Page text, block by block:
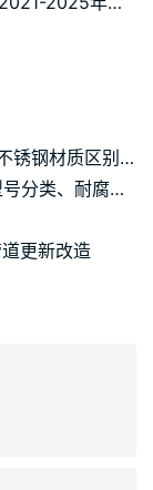
镍价暴涨不锈钢水箱选材避坑|304与201不锈钢材质区别及快速鉴别方法
不锈钢材质全解析 不锈钢水箱专用钢材型号分类、耐腐蚀原理及选型用途详解
更新改造